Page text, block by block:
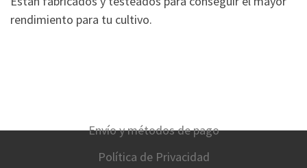
rendimiento para tu cultivo.
Envío y métodos de pago
Política de Privacidad